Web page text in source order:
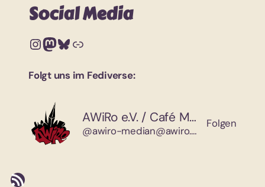
Social Media
InstagramMastodon Bluesky Link
Folgt uns im Fediverse:
AWiRo e.V. / Café Median
@awiro-median@awiro.org
Folgen
RSS-Feed